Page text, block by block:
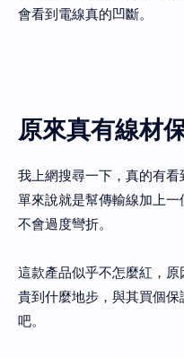
會看到電線真的凹斷。
原來真有線材
我上網搜尋一下，真的有
單來說就是幫傳輸線加上
不會過度彎折。
這款產品似乎不怎麼紅，
貴到什麼地步，與其買個
吧。